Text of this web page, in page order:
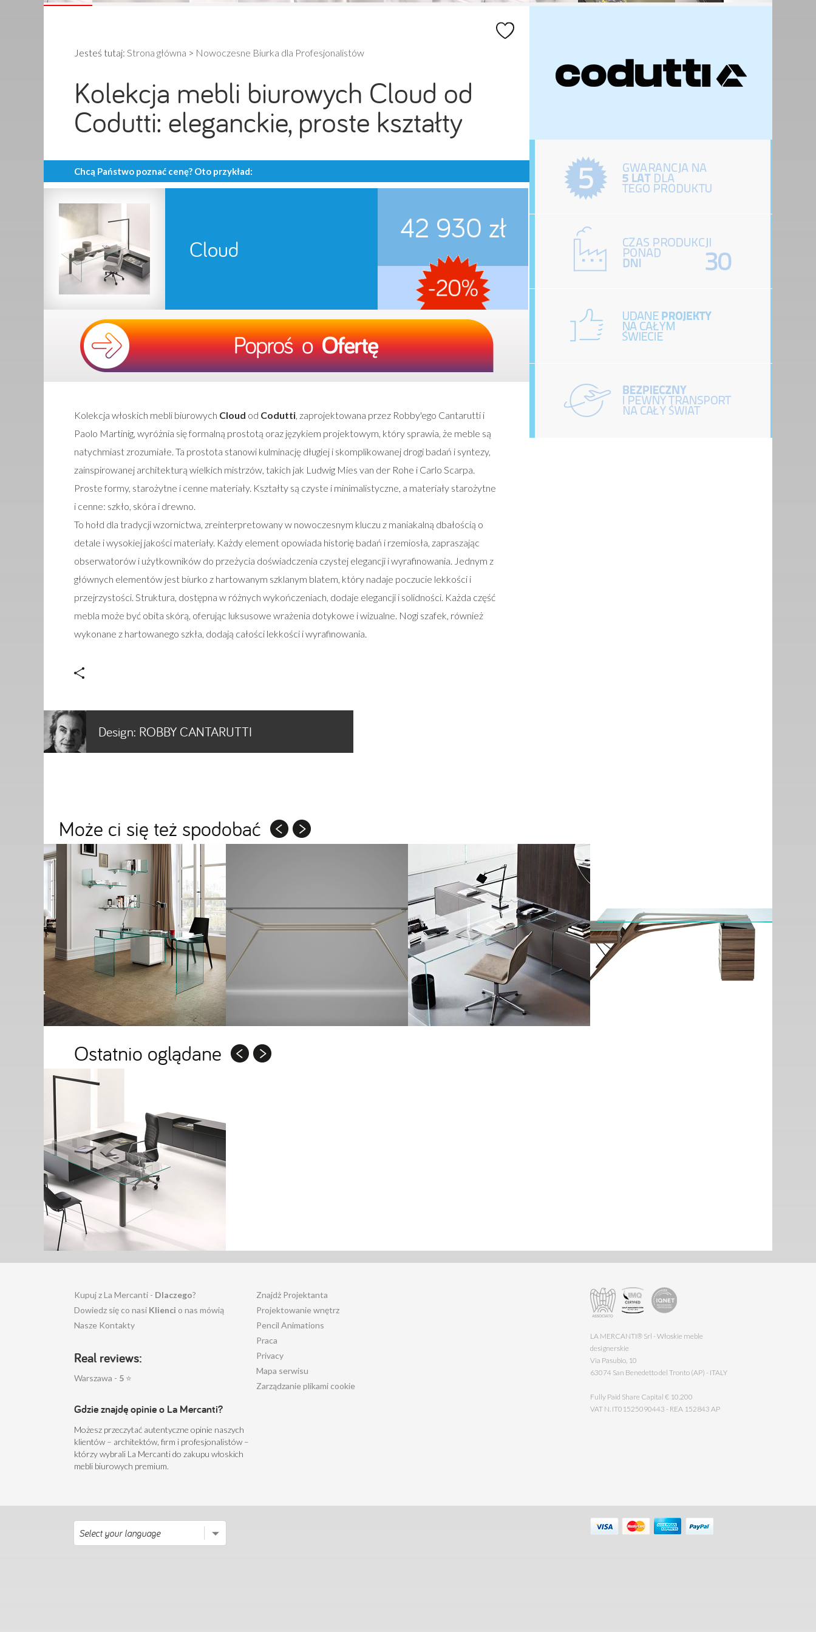
Jesteś tutaj: Strona główna > Nowoczesne Biurka dla Profesjonalistów
Kolekcja mebli biurowych Cloud od
Codutti: eleganckie, proste kształty
Chcą Państwo poznać cenę? Oto przykład:
Cloud
42 930 zł
Kolekcja włoskich mebli biurowych Cloud od Codutti, zaprojektowana przez Robby'ego Cantarutti i
Paolo Martinig, wyróżnia się formalną prostotą oraz językiem projektowym, który sprawia, że meble są
natychmiast zrozumiałe. Ta prostota stanowi kulminację długiej i skomplikowanej drogi badań i syntezy,
zainspirowanej architekturą wielkich mistrzów, takich jak Ludwig Mies van der Rohe i Carlo Scarpa.
Proste formy, starożytne i cenne materiały. Kształty są czyste i minimalistyczne, a materiały starożytne
i cenne: szkło, skóra i drewno.
To hołd dla tradycji wzornictwa, zreinterpretowany w nowoczesnym kluczu z maniakalną dbałością o
detale i wysokiej jakości materiały. Każdy element opowiada historię badań i rzemiosła, zapraszając
obserwatorów i użytkowników do przeżycia doświadczenia czystej elegancji i wyrafinowania. Jednym z
głównych elementów jest biurko z hartowanym szklanym blatem, który nadaje poczucie lekkości i
przejrzystości. Struktura, dostępna w różnych wykończeniach, dodaje elegancji i solidności. Każda część
mebla może być obita skórą, oferując luksusowe wrażenia dotykowe i wizualne. Nogi szafek, również
wykonane z hartowanego szkła, dodają całości lekkości i wyrafinowania.
Design: ROBBY CANTARUTTI
Może ci się też spodobać
Ostatnio oglądane
Kupuj z La Mercanti - Dlaczego?
Dowiedz się co nasi Klienci o nas mówią
Nasze Kontakty
Real reviews:
Warszawa - 5 ⭐
Gdzie znajdę opinie o La Mercanti?
Możesz przeczytać autentyczne opinie naszych
klientów – architektów, firm i profesjonalistów –
którzy wybrali La Mercanti do zakupu włoskich
mebli biurowych premium.
Znajdż Projektanta
Projektowanie wnętrz
Pencil Animations
Praca
Privacy
Mapa serwisu
Zarządzanie plikami cookie
LA MERCANTI® Srl - Włoskie meble
designerskie
Via Pasubio, 10
63074 San Benedetto del Tronto (AP) - ITALY
Fully Paid Share Capital € 10.200
VAT N. IT01525090443 - REA 152843 AP